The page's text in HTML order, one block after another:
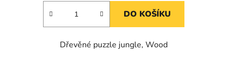
DO KOŠÍKU
Dřevěné puzzle jungle, Wood